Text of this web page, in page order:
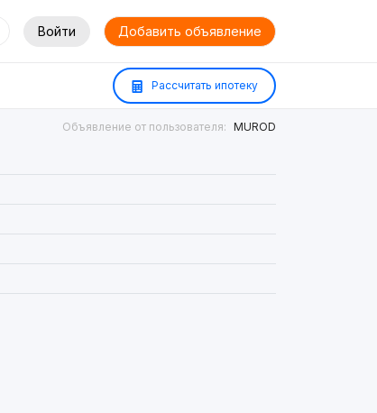
Войти Добавить объявление
Рассчитать ипотеку
Объявление от пользователя: MUROD